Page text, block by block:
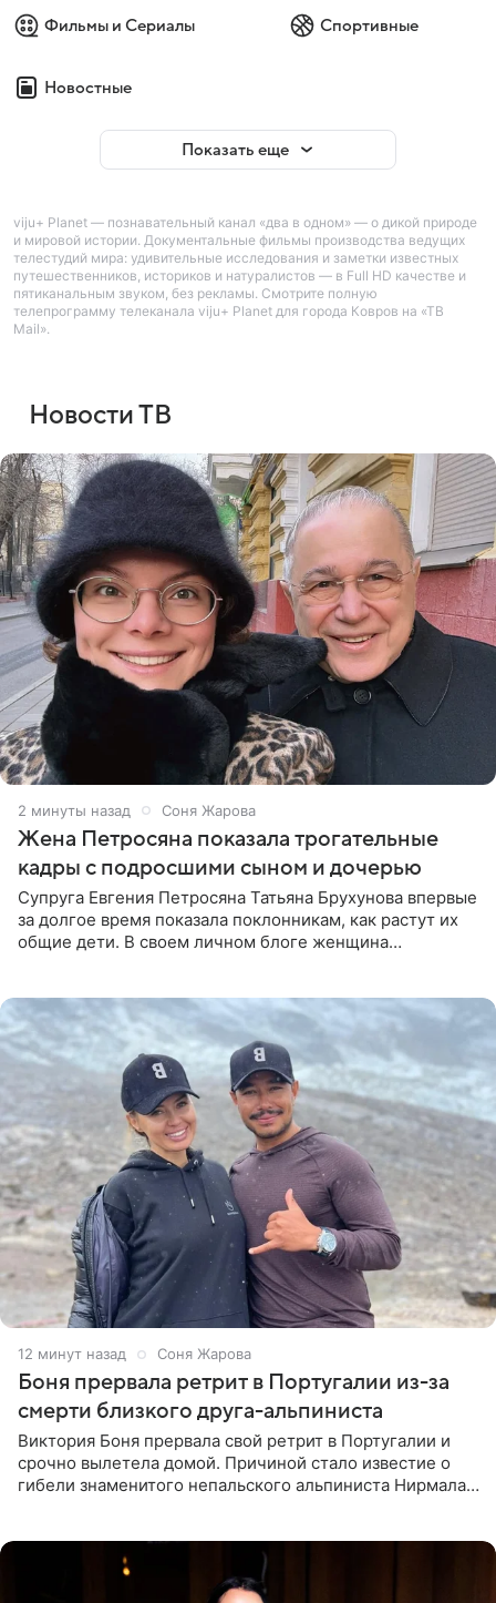
Фильмы и Сериалы Спортивные
Новостные
Показать еще
viju+ Planet — познавательный канал «два в одном» — о дикой природе
и мировой истории. Документальные фильмы производства ведущих
телестудий мира: удивительные исследования и заметки известных
путешественников, историков и натуралистов — в Full HD качестве и
пятиканальным звуком, без рекламы. Смотрите полную
телепрограмму телеканала viju+ Planet для города Ковров на «ТВ
Mail».
Новости ТВ
2 минуты назад Соня Жарова
Жена Петросяна показала трогательные
кадры с подросшими сыном и дочерью
Супруга Евгения Петросяна Татьяна Брухунова впервые
за долгое время показала поклонникам, как растут их
общие дети. В своем личном блоге женщина
12 минут назад Соня Жарова
Боня прервала ретрит в Португалии из-за
смерти близкого друга-альпиниста
Виктория Боня прервала свой ретрит в Португалии и
срочно вылетела домой. Причиной стало известие о
гибели знаменитого непальского альпиниста Нирмала